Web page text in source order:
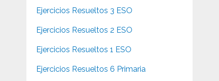
Ejercicios Resueltos 3 ESO
Ejercicios Resueltos 2 ESO
Ejercicios Resueltos 1 ESO
Ejercicios Resueltos 6 Primaria